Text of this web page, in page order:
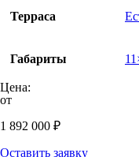
Терраса
Габариты
Цена:
от
1 892 000 ₽
Оставить заявку